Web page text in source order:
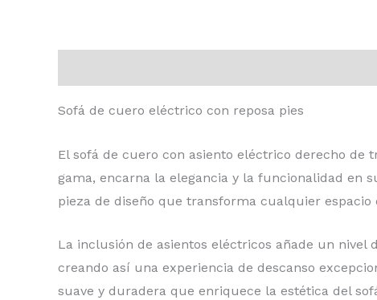
Sofá de cuero eléctrico con reposa pies
El sofá de cuero con asiento eléctrico derecho de
gama, encarna la elegancia y la funcionalidad en
pieza de diseño que transforma cualquier espacio
La inclusión de asientos eléctricos añade un
creando así una experiencia de descanso
suave y duradera que enriquece la estética del